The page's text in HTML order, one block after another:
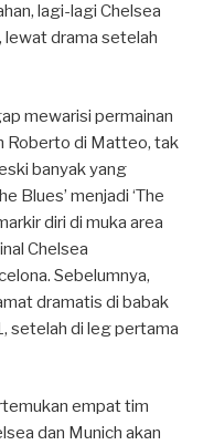
lagi-lagi Chelsea
lewat drama setelah
mewarisi permainan
Roberto di Matteo, tak
banyak yang
Blues’ menjadi ‘The
diri di muka area
Chelsea
Sebelumnya,
dramatis di babak
setelah di leg pertama
empat tim
dan Munich akan